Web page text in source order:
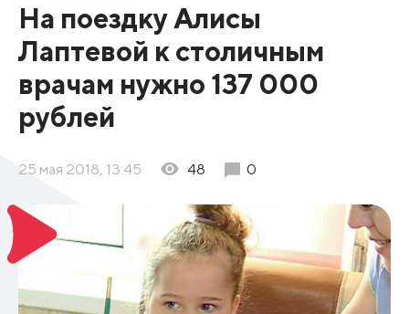
На поездку Алисы
Лаптевой к столичным
врачам нужно 137 000
рублей
25 мая 2018, 13:45 48 0